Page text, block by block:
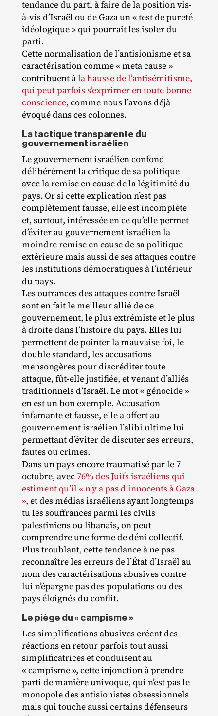
tendance du parti à faire de la position vis‐​
à‐​vis d’Israël ou de Gaza un « test de pureté
idéologique » qui pourrait les isoler du
parti.
Cette normalisation de l’antisionisme et sa
caractérisation comme « meta cause »
contribuent à la hausse de l’antisémitisme,
qui peut parfois s’exprimer en toute bonne
conscience, comme nous l’avons déjà
évoqué dans ces colonnes.
La tactique transparente du
gouvernement israélien
Le gouvernement israélien confond
délibérément la critique de sa politique
avec la remise en cause de la légitimité du
pays. Or si cette explication n’est pas
complètement fausse, elle est incomplète
et, surtout, intéressée en ce qu’elle permet
d’éviter au gouvernement israélien la
moindre remise en cause de sa politique
extérieure mais aussi de ses attaques contre
les institutions démocratiques à l’intérieur
du pays.
Les outrances des attaques contre Israël
sont en fait le meilleur allié de ce
gouvernement, le plus extrémiste et le plus
à droite dans l’histoire du pays. Elles lui
permettent de pointer la mauvaise foi, le
double standard, les accusations
mensongères pour discréditer toute
attaque, fût‐​elle justifiée, et venant d’alliés
traditionnels d’Israël. Le mot « génocide »
en est un bon exemple. Accusation
infamante et fausse, elle a offert au
gouvernement israélien l’alibi ultime lui
permettant d’éviter de discuter ses erreurs,
fautes ou crimes.
Dans un pays encore traumatisé par le 7
octobre, avec 76% des Juifs israéliens qui
estiment qu’il « n’y a pas d’innocents à Gaza
», et des médias israéliens ayant longtemps
tu les souffrances parmi les civils
palestiniens ou libanais, on peut
comprendre une forme de déni collectif.
Plus troublant, cette tendance à ne pas
reconnaître les erreurs de l’État d’Israël au
nom des caractérisations abusives contre
lui n’épargne pas des populations ou des
pays éloignés du conflit.
Le piège du « campisme »
Les simplifications abusives créent des
réactions en retour parfois tout aussi
simplificatrices et conduisent au
« campisme », cette injonction à prendre
parti de manière univoque, qui n’est pas le
monopole des antisionistes obsessionnels
mais qui touche aussi certains défenseurs